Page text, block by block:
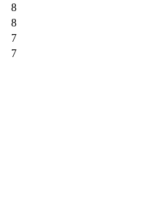
8
8
7
7